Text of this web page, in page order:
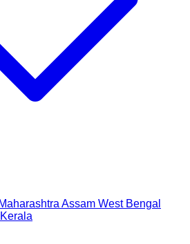
Maharashtra Assam West Bengal
Kerala